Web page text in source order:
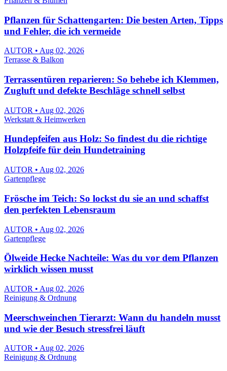
Pflanzen für Schattengarten: Die besten Arten, Tipps
und Fehler, die ich vermeide
AUTOR • Aug 02, 2026
Terrasse & Balkon
Terrassentüren reparieren: So behebe ich Klemmen,
Zugluft und defekte Beschläge schnell selbst
AUTOR • Aug 02, 2026
Werkstatt & Heimwerken
Hundepfeifen aus Holz: So findest du die richtige
Holzpfeife für dein Hundetraining
AUTOR • Aug 02, 2026
Gartenpflege
Frösche im Teich: So lockst du sie an und schaffst
den perfekten Lebensraum
AUTOR • Aug 02, 2026
Gartenpflege
Ölweide Hecke Nachteile: Was du vor dem Pflanzen
wirklich wissen musst
AUTOR • Aug 02, 2026
Reinigung & Ordnung
Meerschweinchen Tierarzt: Wann du handeln musst
und wie der Besuch stressfrei läuft
AUTOR • Aug 02, 2026
Reinigung & Ordnung